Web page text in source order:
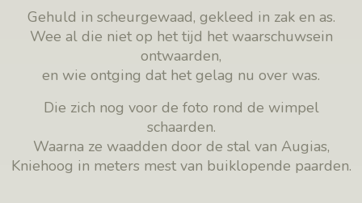
Gehuld in scheurgewaad, gekleed in zak en as.
Wee al die niet op het tijd het waarschuwsein
ontwaarden,
en wie ontging dat het gelag nu over was.
Die zich nog voor de foto rond de wimpel
schaarden.
Waarna ze waadden door de stal van Augias,
Kniehoog in meters mest van buiklopende paarden.